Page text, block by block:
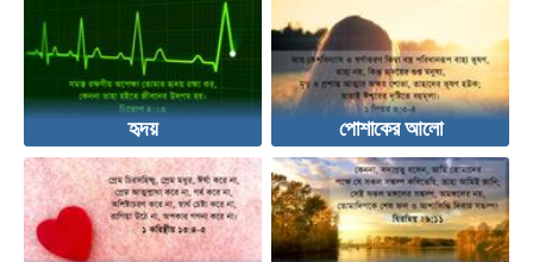
হৃদয় পোশাকের আলো